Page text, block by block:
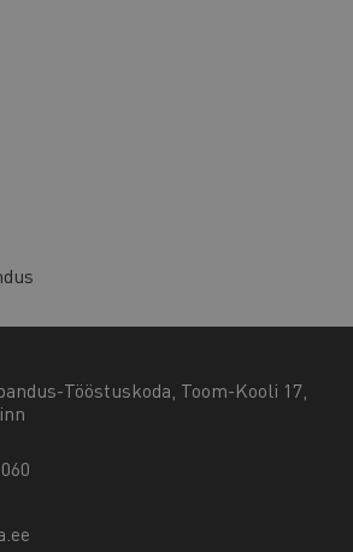
Tööstuskoda, Toom-Kooli 17,